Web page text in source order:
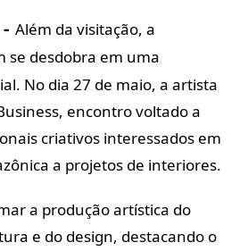
- Além da visitação, a
se desdobra em uma
No dia 27 de maio, a artista
encontro voltado a
criativos interessados em
a projetos de interiores.
a produção artística do
e do design, destacando o